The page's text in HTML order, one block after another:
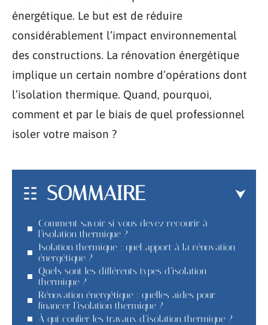
énergétique. Le but est de réduire
considérablement l’impact environnemental
des constructions. La rénovation énergétique
implique un certain nombre d’opérations dont
l’isolation thermique. Quand, pourquoi,
comment et par le biais de quel professionnel
isoler votre maison ?
SOMMAIRE
Comment savoir si vous devez recourir à
l’isolation thermique ?
Isolation thermique : quel apport à la rénovation
énergétique ?
Quels sont les différents types d’isolation
thermique ?
Rénovation énergétique : quelles aides pour
financer l’isolation thermique ?
À qui confier les travaux d’isolation thermique ?